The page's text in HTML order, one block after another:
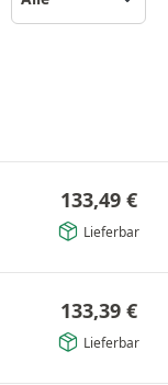
133,49 €
Lieferbar
133,39 €
Lieferbar